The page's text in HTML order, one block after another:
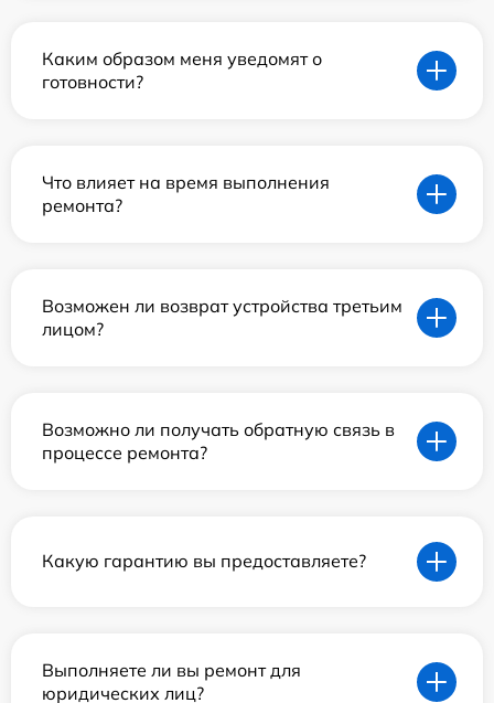
Каким образом меня уведомят о
готовности?
Что влияет на время выполнения
ремонта?
Возможен ли возврат устройства третьим
лицом?
Возможно ли получать обратную связь в
процессе ремонта?
Какую гарантию вы предоставляете?
Выполняете ли вы ремонт для
юридических лиц?